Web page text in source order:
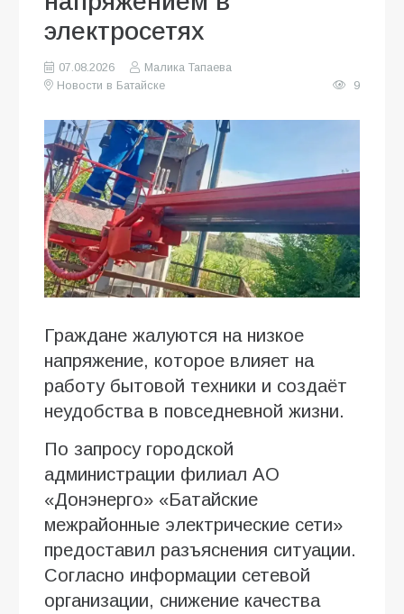
электросетях
07.08.2026
Малика Тапаева
Новости в Батайске
9
Граждане жалуются на низкое
напряжение, которое влияет на
работу бытовой техники и создаёт
неудобства в повседневной жизни.
По запросу городской
администрации филиал АО
«Донэнерго» «Батайские
межрайонные электрические сети»
предоставил разъяснения ситуации.
Согласно информации сетевой
организации, снижение качества